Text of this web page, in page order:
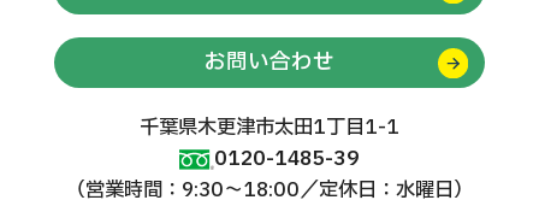
お問い合わせ
千葉県木更津市太田1丁目1-1
0120-1485-39
（営業時間：9:30～18:00／定休日：水曜日）